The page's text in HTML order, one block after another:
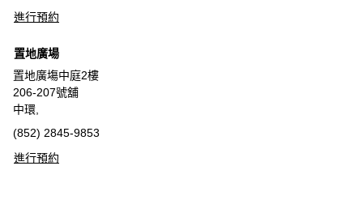
進行預約
置地廣場
置地廣塲中庭2樓
206-207號舖
中環,
(852) 2845-9853
進行預約